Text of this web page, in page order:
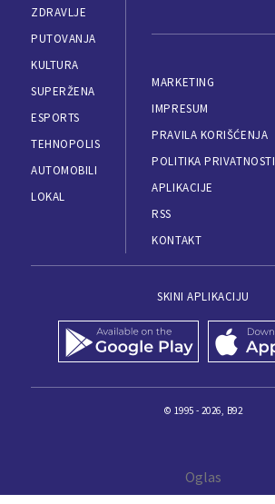
ZDRAVLJE
PUTOVANJA
KULTURA
SUPERŽENA
ESPORTS
TEHNOPOLIS
AUTOMOBILI
LOKAL
MARKETING
IMPRESUM
PRAVILA KORIŠĆENJA
POLITIKA PRIVATNOSTI
APLIKACIJE
RSS
KONTAKT
SKINI APLIKACIJU
© 1995 - 2026, B92